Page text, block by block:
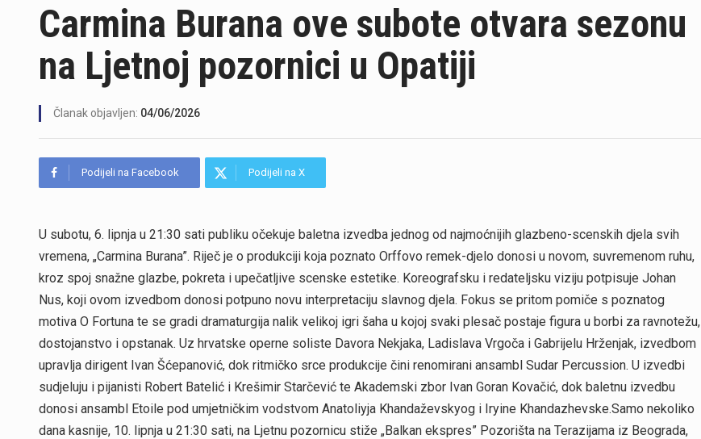
Carmina Burana ove subote otvara sezonu
na Ljetnoj pozornici u Opatiji
Članak objavljen: 04/06/2026
Podijeli na Facebook Podijeli na X
U subotu, 6. lipnja u 21:30 sati publiku očekuje baletna izvedba jednog od najmoćnijih glazbeno-scenskih djela svih
vremena, „Carmina Burana”. Riječ je o produkciji koja poznato Orffovo remek-djelo donosi u novom, suvremenom ruhu,
kroz spoj snažne glazbe, pokreta i upečatljive scenske estetike. Koreografsku i redateljsku viziju potpisuje Johan
Nus, koji ovom izvedbom donosi potpuno novu interpretaciju slavnog djela. Fokus se pritom pomiče s poznatog
motiva O Fortuna te se gradi dramaturgija nalik velikoj igri šaha u kojoj svaki plesač postaje figura u borbi za ravnotežu,
dostojanstvo i opstanak. Uz hrvatske operne soliste Davora Nekjaka, Ladislava Vrgoča i Gabrijelu Hrženjak, izvedbom
upravlja dirigent Ivan Šćepanović, dok ritmičko srce produkcije čini renomirani ansambl Sudar Percussion. U izvedbi
sudjeluju i pijanisti Robert Batelić i Krešimir Starčević te Akademski zbor Ivan Goran Kovačić, dok baletnu izvedbu
donosi ansambl Etoile pod umjetničkim vodstvom Anatoliyja Khandaževskyog i Iryine Khandazhevske.Samo nekoliko
dana kasnije, 10. lipnja u 21:30 sati, na Ljetnu pozornicu stiže „Balkan ekspres” Pozorišta na Terazijama iz Beograda,